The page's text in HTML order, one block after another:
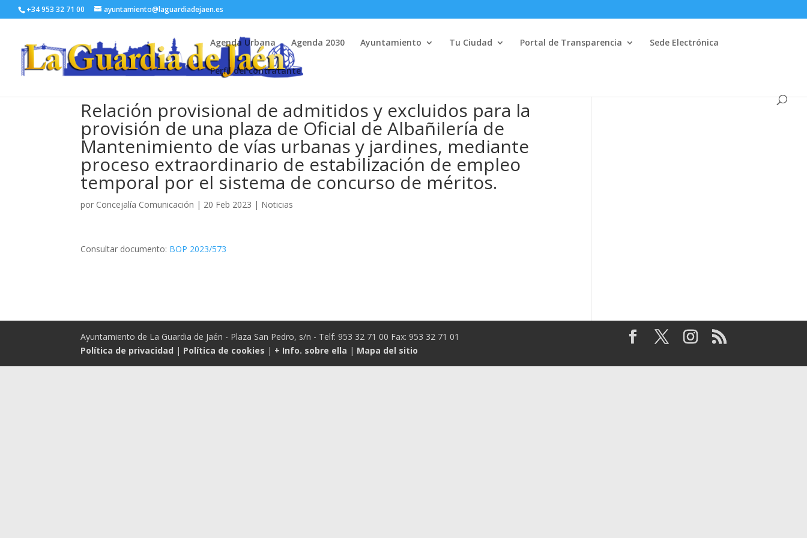
+34 953 32 71 00 ayuntamiento@laguardiadejaen.es
Agenda Urbana Agenda 2030 Ayuntamiento Tu Ciudad Portal de Transparencia Sede Electrónica
Perfil del contratante
Relación provisional de admitidos y excluidos para la
provisión de una plaza de Oficial de Albañilería de
Mantenimiento de vías urbanas y jardines, mediante
proceso extraordinario de estabilización de empleo
temporal por el sistema de concurso de méritos.
por Concejalía Comunicación | 20 Feb 2023 | Noticias
Consultar documento: BOP 2023/573
Ayuntamiento de La Guardia de Jaén - Plaza San Pedro, s/n - Telf: 953 32 71 00 Fax: 953 32 71 01
Política de privacidad | Política de cookies | + Info. sobre ella | Mapa del sitio